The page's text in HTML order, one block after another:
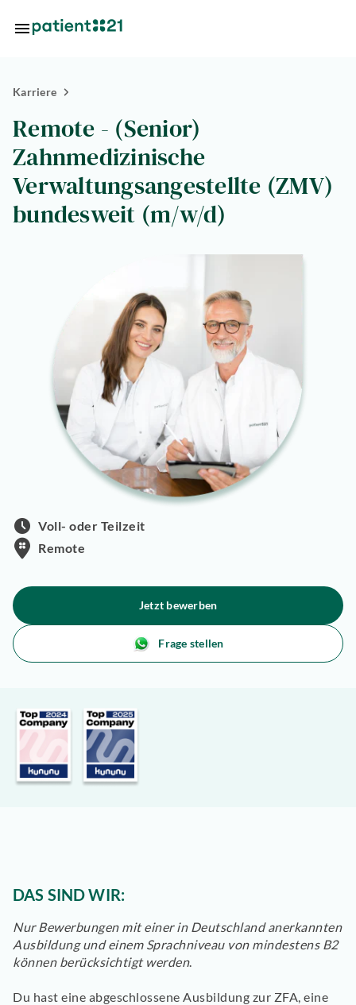
Standorte
Über
uns
Karriere
Remote - (Senior)
Zahnmedizinische
Verwaltungsangestellte (ZMV)
bundesweit (m/w/d)
Voll- oder Teilzeit
Remote
Jetzt bewerben
Frage stellen
DAS SIND WIR:
Nur Bewerbungen mit einer in Deutschland anerkannten
Ausbildung und einem Sprachniveau von mindestens B2
können berücksichtigt werden.
Du hast eine abgeschlossene Ausbildung zur ZFA, eine